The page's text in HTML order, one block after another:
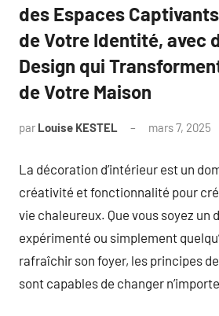
des Espaces
de Votre Identité, avec
Design qui
de Votre Maison
par Louise KESTEL mars 7, 2025
La décoration d’intérieur est un
créativité et fonctionnalité pour
vie chaleureux. Que vous soyez un
expérimenté ou simplement
rafraîchir son foyer, les principes
sont capables de changer